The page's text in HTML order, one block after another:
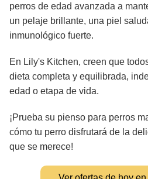
perros de edad avanzada a
un pelaje brillante, una piel
inmunológico fuerte.
En Lily's Kitchen, creen que
dieta completa y equilibrada,
edad o etapa de vida.
¡Prueba su pienso para perros
cómo tu perro disfrutará de la
que se merece!